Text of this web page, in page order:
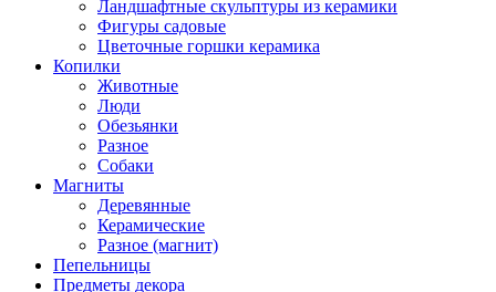
Ландшафтные скульптуры из керамики
Фигуры садовые
Цветочные горшки керамика
Копилки
Животные
Люди
Обезьянки
Разное
Собаки
Магниты
Деревянные
Керамические
Разное (магнит)
Пепельницы
Предметы декора